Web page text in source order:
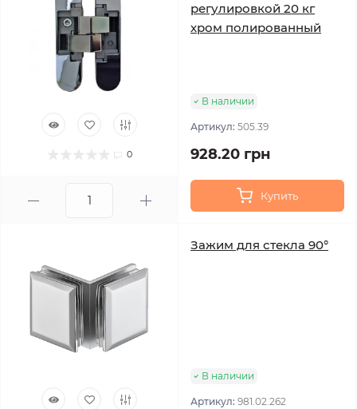
0
регулировкой 20 кг
хром полированный
В наличии
Артикул: 505.39
928.20 грн
Купить
Зажим для стекла 90°
В наличии
Артикул: 981.02.262